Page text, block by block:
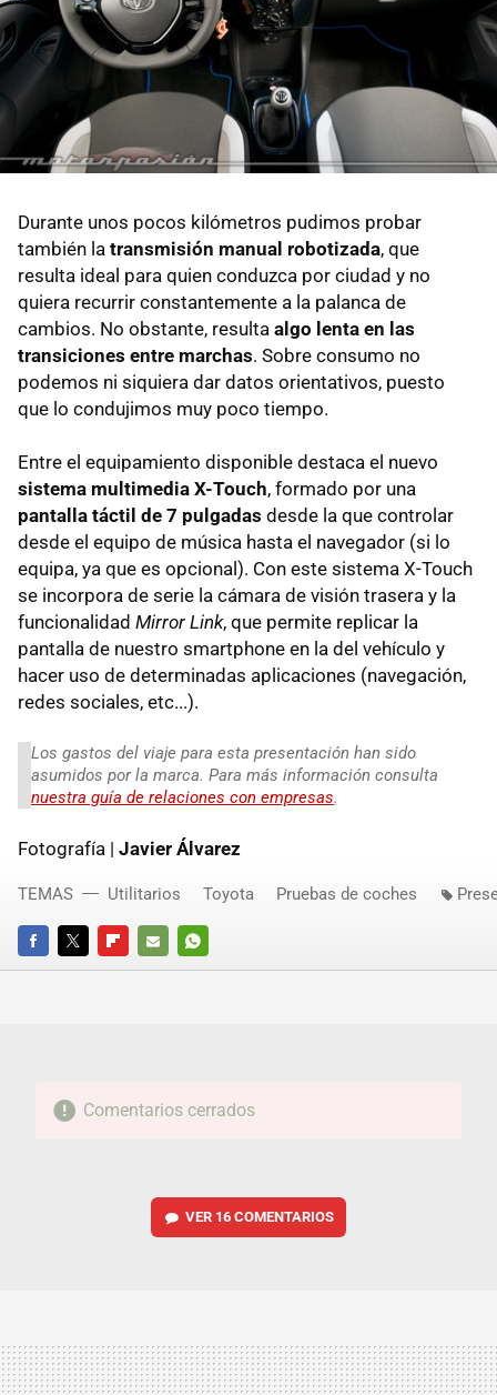
Durante unos pocos kilómetros pudimos probar
también la transmisión manual robotizada, que
resulta ideal para quien conduzca por ciudad y no
quiera recurrir constantemente a la palanca de
cambios. No obstante, resulta algo lenta en las
transiciones entre marchas. Sobre consumo no
podemos ni siquiera dar datos orientativos, puesto
que lo condujimos muy poco tiempo.
Entre el equipamiento disponible destaca el nuevo
sistema multimedia X-Touch, formado por una
pantalla táctil de 7 pulgadas desde la que controlar
desde el equipo de música hasta el navegador (si lo
equipa, ya que es opcional). Con este sistema X-Touch
se incorpora de serie la cámara de visión trasera y la
funcionalidad Mirror Link, que permite replicar la
pantalla de nuestro smartphone en la del vehículo y
hacer uso de determinadas aplicaciones (navegación,
redes sociales, etc...).
Los gastos del viaje para esta presentación han sido
asumidos por la marca. Para más información consulta
nuestra guía de relaciones con empresas.
Fotografía | Javier Álvarez
FACEBOOKTWITTERFLIPBOARD
E-
WHATSAPP
TEMAS Utilitarios Toyota Pruebas de coches
Comentarios cerrados
VER 16 COMENTARIOS